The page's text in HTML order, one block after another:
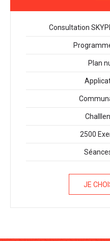
Consultation
Plan
2500
JE